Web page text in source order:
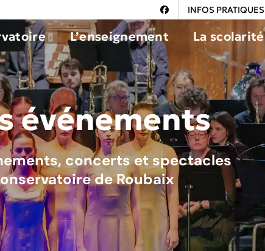
INFOS PRATIQUES
L’enseignement La scolarité
événements
concerts et spectacles
de Roubaix